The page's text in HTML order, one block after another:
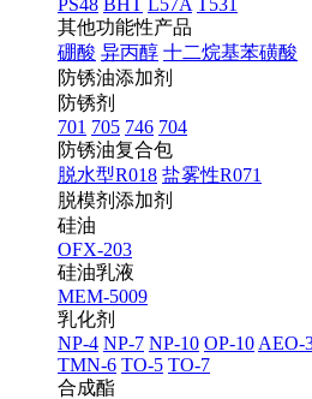
PS48 BHT L57A T531
其他功能性产品
硼酸 异丙醇 十二烷基苯磺酸
防锈油添加剂
防锈剂
701 705 746 704
防锈油复合包
脱水型R018 盐雾性R071
脱模剂添加剂
硅油
OFX-203
硅油乳液
MEM-5009
乳化剂
NP-4 NP-7 NP-10 OP-10 AEO-
TMN-6 TO-5 TO-7
合成酯